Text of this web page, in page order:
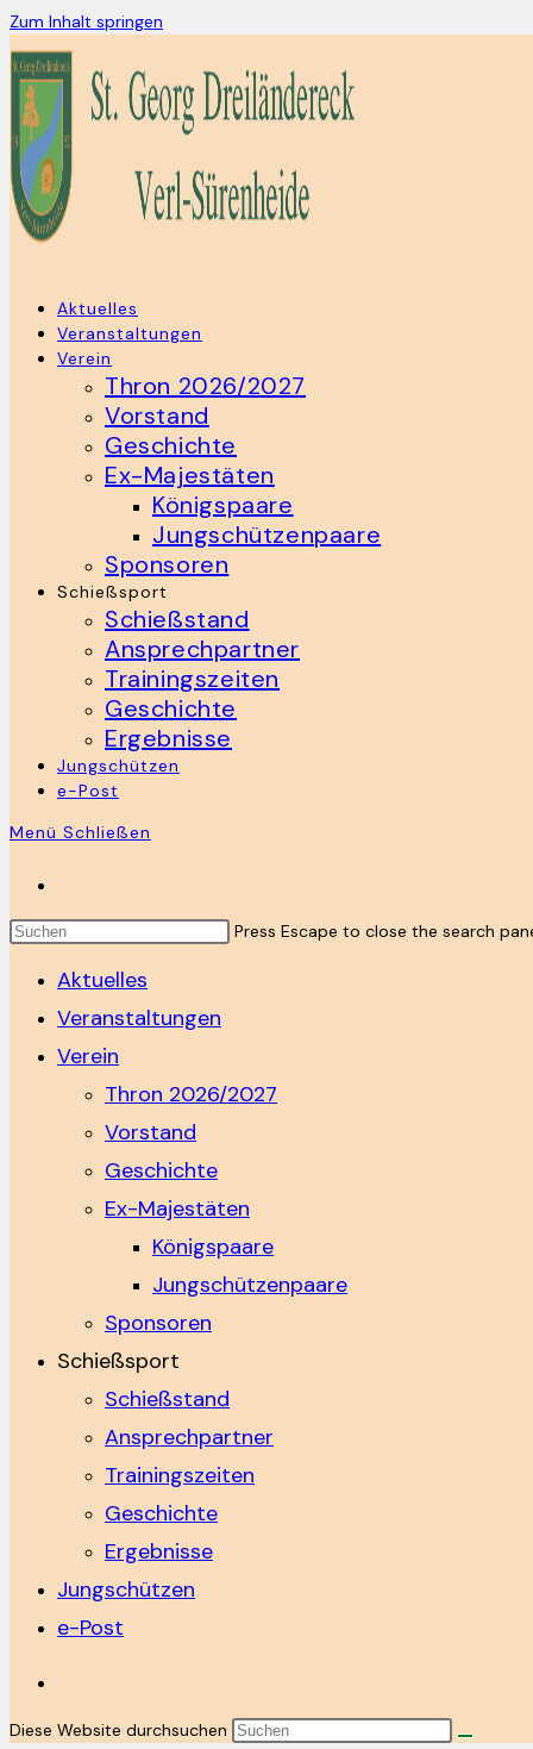
Zum Inhalt springen
Aktuelles
Veranstaltungen
Verein
Thron 2026/2027
Vorstand
Geschichte
Ex-Majestäten
Königspaare
Jungschützenpaare
Sponsoren
Schießsport
Schießstand
Ansprechpartner
Trainingszeiten
Geschichte
Ergebnisse
Jungschützen
e-Post
Menü Schließen
Press Escape to close the search
Aktuelles
Veranstaltungen
Verein
Thron 2026/2027
Vorstand
Geschichte
Ex-Majestäten
Königspaare
Jungschützenpaare
Sponsoren
Schießsport
Schießstand
Ansprechpartner
Trainingszeiten
Geschichte
Ergebnisse
Jungschützen
e-Post
Diese Website durchsuchen